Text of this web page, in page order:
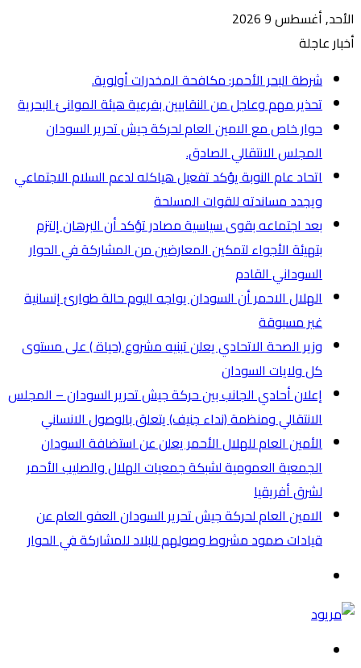
الأحد, أغسطس 9 2026
أخبار عاجلة
شرطة البحر الأحمر: مكافحة المخدرات أولوية.
تحذير مهم وعاجل من النقابيين بفرعية هيئة الموانئ البحرية
حوار خاص مع الامين العام لحركة جيش تحرير السودان
المجلس الانتقالي الصادق.
اتحاد عام النوبة يؤكد تفعيل هياكله لدعم السلام الاجتماعي
ويجدد مساندته للقوات المسلحة
بعد اجتماعه بقوى سياسية مصادر تؤكد أن البرهان إلتزم
بتهيئة الأجواء لتمكين المعارضين من المشاركة في الحوار
السوداني القادم
الهلال الاحمر أن السودان يواجه اليوم حالة طوارئ إنسانية
غير مسبوقة
وزير الصحة الاتحادي يعلن تبنيه مشروع (حياة ) على مستوى
كل ولايات السودان
إعلان أحادي الجانب بين حركة جيش تحرير السودان – المجلس
الانتقالي ومنظمة (نداء جنيف) يتعلق بالوصول الانساني
الأمين العام للهلال الأحمر يعلن عن استضافة السودان
الجمعية العمومية لشبكة جمعيات الهلال والصليب الأحمر
لشرق أفريقيا
الامين العام لحركة جيش تحرير السودان العفو العام عن
قيادات صمود مشروط وصولهم للبلاد للمشاركة في الحوار